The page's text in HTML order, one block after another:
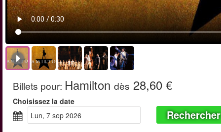
Billets pour: Hamilton dès 28,60 €
Choisissez la date
lun, 7 sep 2026
Rechercher